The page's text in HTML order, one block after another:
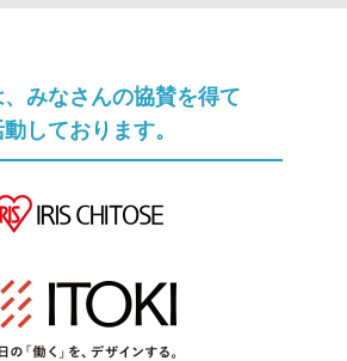
みなさんの協賛を得て
しております。